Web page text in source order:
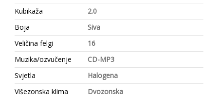
Kubikaža
2.0
Boja
Siva
Veličina felgi
16
Muzika/ozvučenje
CD-MP3
Svjetla
Halogena
Višezonska klima
Dvozonska